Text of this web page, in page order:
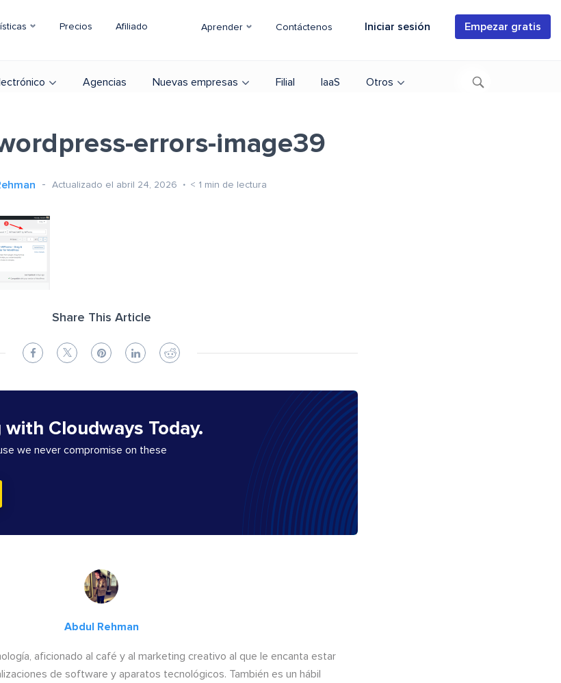
Precios Afiliado Aprender Contáctenos Iniciar sesión Empezar gratis
Agencias Nuevas empresas Filial IaaS Otros
errors-image39
Actualizado el abril 24, 2026 < 1 min de lectura
Share This Article
Cloudways Today.
we never compromise on these
Abdul Rehman
aficionado al café y al marketing creativo al que le encanta estar
de software y aparatos tecnológicos. También es un hábil